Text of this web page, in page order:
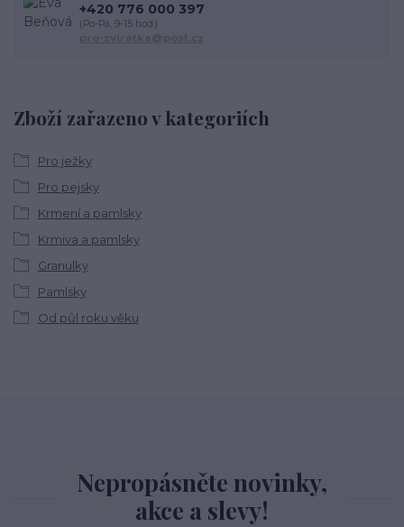
Zboží zařazeno v kategoriích
Pro ježky
Pro pejsky
Krmení a pamlsky
Krmiva a pamlsky
Granulky
Pamlsky
Od půl roku věku
+420 776 000 397
(Po-Pá, 9-15 hod.)
pro-zviratka@post.cz
Nepropásněte novinky,
akce a slevy!